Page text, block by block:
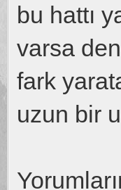
bu hattı
varsa
fark
uzun bir